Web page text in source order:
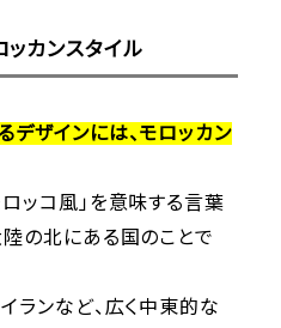
カンスタイル
デザインには、モロッカン
ッコ風」を意味する言葉
陸の北にある国のことで
ランなど、広く中東的な